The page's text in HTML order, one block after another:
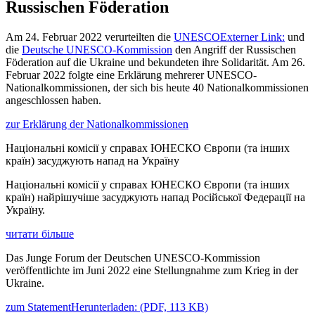
Russischen Föderation
Am 24. Februar 2022 verurteilten die UNESCOExterner Link: und
die Deutsche UNESCO-Kommission den Angriff der Russischen
Föderation auf die Ukraine und bekundeten ihre Solidarität. Am 26.
Februar 2022 folgte eine Erklärung mehrerer UNESCO-
Nationalkommissionen, der sich bis heute 40 Nationalkommissionen
angeschlossen haben.
zur Erklärung der Nationalkommissionen
Національні комісії у справах ЮНЕСКО Європи (та інших
країн) засуджують напад на Україну
Національні комісії у справах ЮНЕСКО Європи (та інших
країн) найрішучіше засуджують напад Російської Федерації на
Україну.
читати більше
Das Junge Forum der Deutschen UNESCO-Kommission
veröffentlichte im Juni 2022 eine Stellungnahme zum Krieg in der
Ukraine.
zum StatementHerunterladen: (PDF, 113 KB)